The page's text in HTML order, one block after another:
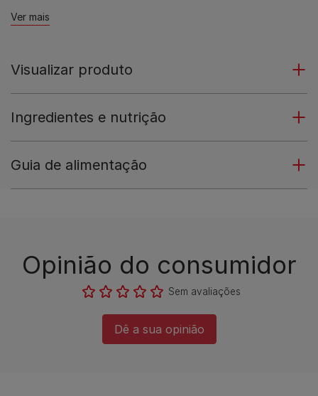
Ver mais
Visualizar produto
Ingredientes e nutrição
Guia de alimentação
Opinião do consumidor​
Sem avaliações​
Dê a sua opinião​